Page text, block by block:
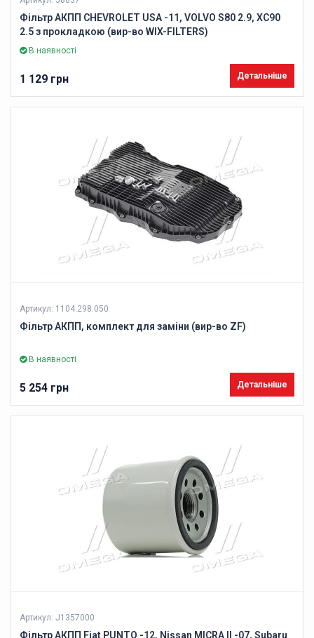
Фільтр АКПП CHEVROLET USA -11, VOLVO S80 2.9, XC90
2.5 з прокладкою (вир-во WIX-FILTERS)
В наявності
1 129 грн Детальніше
Артикул: 1104.298.050
Фільтр АКПП, комплект для заміни (вир-во ZF)
В наявності
5 254 грн Детальніше
Артикул: J1357000
Фільтр АКПП Fiat PUNTO -12, Nissan MICRA II -07, Subaru